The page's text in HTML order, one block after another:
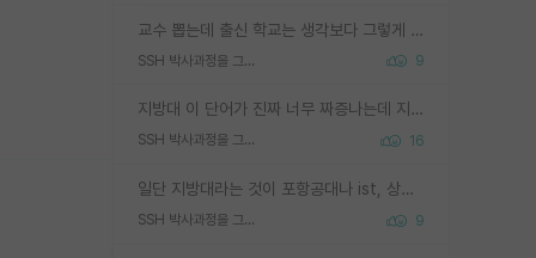
교수 뽑는데 출신 학교는 생각보다 그렇게 안 봄. 앞으로는 더 안 보게 될거임. 박사는 어디서 진행해도 됨. 단, 제대로 쌓고 좋은 실적 만들 수 있다면. 그런데 지방대는 그럴 가능성이 지극히 낮음. 나만 열심히 잘 하면 된다? 인간은 주변 환경에 지배되는 나약한 존재임. 주변의 지방대 대학원생과 섞이고 지방 특유의 여유로움 또는 나쁘게 얘기해서 나태함에 젖어 살다보면 교수의 꿈 자체를 잊어버리게 될 가능성도 있음. 주변 환경이 70~80%임.
SSH 박사과정을 그만두고 지방대 박사로 옮기면 교수의 꿈은 끝일까요? 9
지방대 이 단어가 진짜 너무 짜증나는데 지방대면 다 그냥 쓰레기인가요? 무슨 말 같지도 않은 댓글들이 있는건지??? 지방에도 충분히 좋은 대학 많고 충분히 잘하는 교수님들 많습니다 포항공대 4개 IST 대표 지거국들 여기 모두 다 지방에 있고 여기 출신들 중에 교수하는 분들 적지 않습니다 지거국 출신이 무슨 교수를 하냐?라고 생각할 사람들 많은데 상위 대표 지거국에 아웃라이어들 많습니다 결국 개인의 연구역량과 실적이 중요합니다 이 역량을 펼치는데 있어서 지도교수와의 합도 중요합니다. 그리고 경력이 필요하면 해외포닥까지 다녀오세요
SSH 박사과정을 그만두고 지방대 박사로 옮기면 교수의 꿈은 끝일까요? 16
일단 지방대라는 것이 포항공대나 ist, 상위 지거국은 아니라고 생각하겠습니다. 그런곳은 서성한에 비해 소위 대학 네임밸류가 크게 뒤떨어지지는 않으니까요. 대학 이름이 중요하냐? 당연합니다. 대학 이름이 좋아서 좋은 아웃풋이 나오는 것이냐, 좋은 대학은 좋은 사람과 좋은 기회가 몰려있으니 아웃풋도 자연스럽게 좋아지는 것이냐? 대답하기 어려운 문제입니다. 아직 한국 사회에서 학벌을 보는 것도, 특히 이공계를 중심으로 학벌보다는 실적 위주라는 분위기가 형성되는 것도 사실입니다. 지방대 출신으로 전임교수가 될수 있느냐? 가능 불가능을 따지면 당연히 가능입니다. 지방대 박사 출신으로 전임교원이 된 경우가 실제로 있으니까요. 현실적인 가능성이 있느냐? 지금 이정도 대학의 교수가 되고싶다고 생각되는 대학 들어가서 컴공과 교수 목록 켜고 박사 어디서 받았는지 쭉 한번 보세요. 냉정하게 지방대 출신인 분들이 많지는 않으실겁니다.
SSH 박사과정을 그만두고 지방대 박사로 옮기면 교수의 꿈은 끝일까요? 9